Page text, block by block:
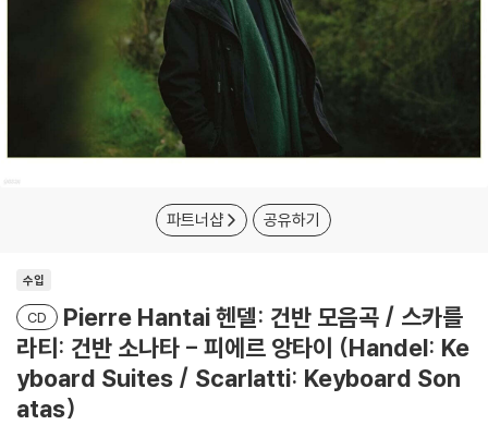
파트너샵 공유하기
수입
CD
Pierre Hantai 헨델: 건반 모음곡 / 스카를
라티: 건반 소나타 - 피에르 앙타이 (Handel: Ke
yboard Suites / Scarlatti: Keyboard Son
atas)